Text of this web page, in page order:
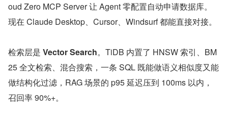
oud Zero MCP Server 让 Agent 零配置自动申请数据库。
现在 Claude Desktop、Cursor、Windsurf 都能直接对接。
检索层是 Vector Search。TiDB 内置了 HNSW 索引、BM
25 全文检索、混合搜索，一条 SQL 既能做语义相似度又能
做结构化过滤，RAG 场景的 p95 延迟压到 100ms 以内，
召回率 90%+。